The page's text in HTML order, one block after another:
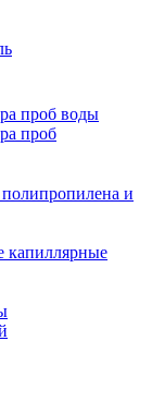
проб воды
проб
полипропилена и
капиллярные